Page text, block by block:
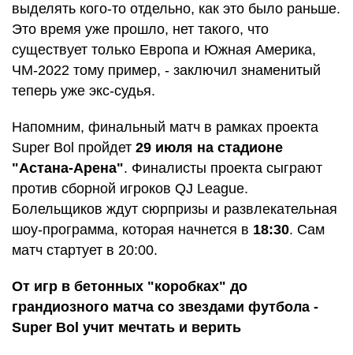
выделять кого-то отдельно, как это было раньше.
Это время уже прошло, нет такого, что
существует только Европа и Южная Америка,
ЧМ-2022 тому пример, - заключил знаменитый
теперь уже экс-судья.
Напомним, финальный матч в рамках проекта
Super Bol пройдет 29 июля на стадионе
"Астана-Арена". Финалисты проекта сыграют
против сборной игроков QJ League.
Болельщиков ждут сюрпризы и развлекательная
шоу-программа, которая начнется в 18:30. Сам
матч стартует в 20:00.
От игр в бетонных "коробках" до
грандиозного матча со звездами футбола -
Super Bol учит мечтать и верить